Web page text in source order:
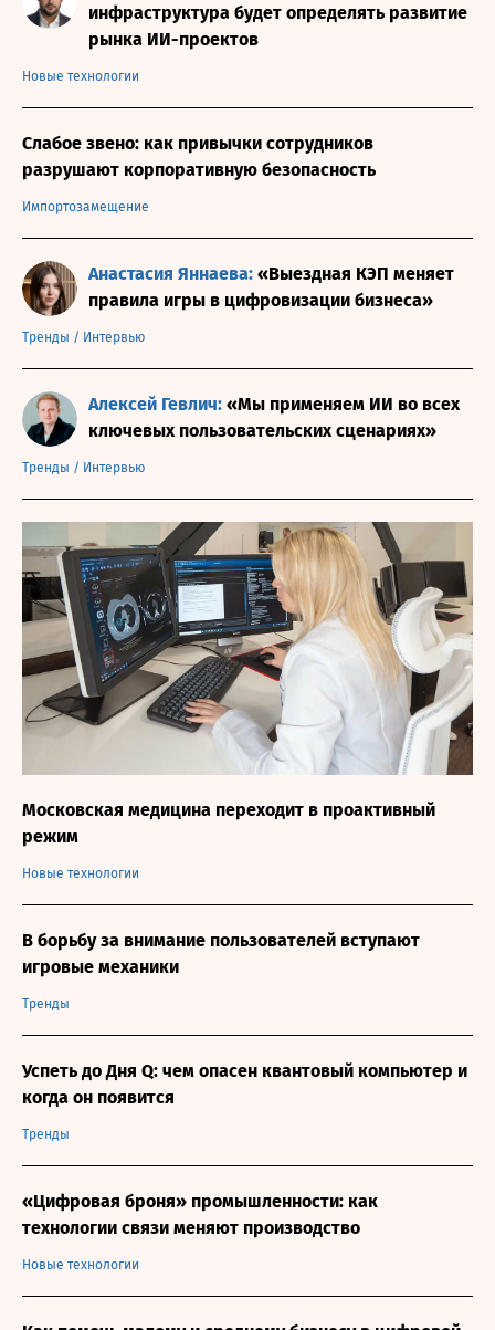
Новые технологии
инфраструктура будет определять развитие
рынка ИИ-проектов
Импортозамещение
Слабое звено: как привычки сотрудников
разрушают корпоративную безопасность
Тренды / Интервью
Анастасия Яннаева: «Выездная КЭП меняет
правила игры в цифровизации бизнеса»
Тренды / Интервью
Алексей Гевлич: «Мы применяем ИИ во всех
ключевых пользовательских сценариях»
Новые технологии
Московская медицина переходит в проактивный
режим
Тренды
В борьбу за внимание пользователей вступают
игровые механики
Тренды
Успеть до Дня Q: чем опасен квантовый компьютер и
когда он появится
Новые технологии
«Цифровая броня» промышленности: как
технологии связи меняют производство